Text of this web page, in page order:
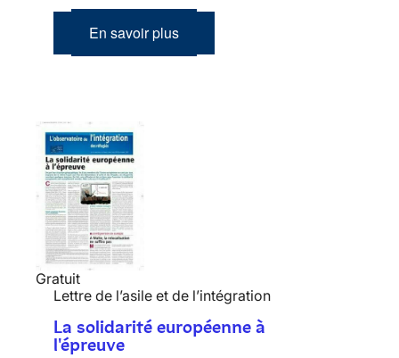
En savoir plus
Gratuit
Lettre de l’asile et de l’intégration
La solidarité européenne à
l'épreuve